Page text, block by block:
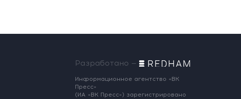
Разработано —
Информационное агентство «ВК
Пресс»
(ИА «ВК Пресс») зарегистрировано